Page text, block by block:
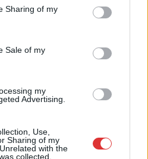
behaviour. You may click to
and its third-party tags to
purposes in below Google
Sharing of my
Sale of my
my
Advertising.
Use,
Sharing of my
with the
collected.
egyaránt számtalan fontos
ben. A munkát folytatjuk, de
cikkeit, legnézettebb
is készítettünk egy